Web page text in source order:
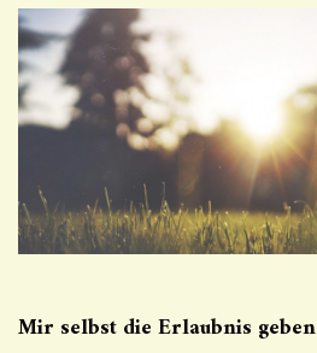
Mir selbst die Erlaubnis geben